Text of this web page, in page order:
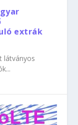
extrák
látványos